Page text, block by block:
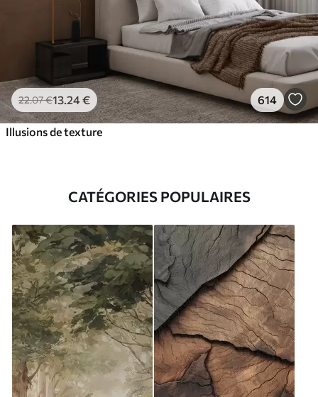
22.07€13.24€ 614
Illusions de texture
CATÉGORIES POPULAIRES